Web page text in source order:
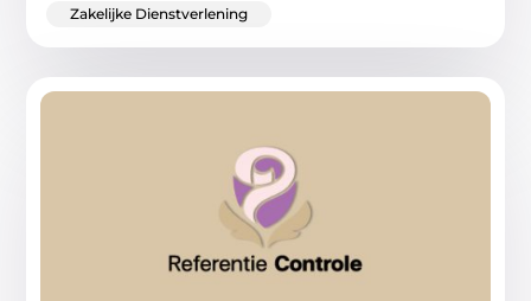
Zakelijke Dienstverlening